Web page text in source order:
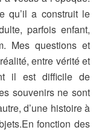
qu’il a construit le
parfois enfant,
Mes questions et
entre vérité et
il est difficile de
souvenirs ne sont
d’une histoire à
fonction des